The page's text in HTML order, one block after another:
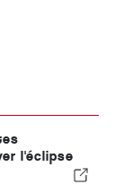
l'éclipse